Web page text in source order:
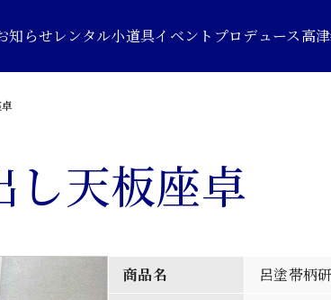
知らせレンタル小道具イベントプロデュース高
し天板座卓
商品名
呂塗帯柄